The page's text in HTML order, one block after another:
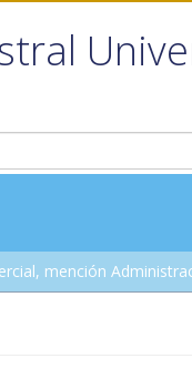
mención